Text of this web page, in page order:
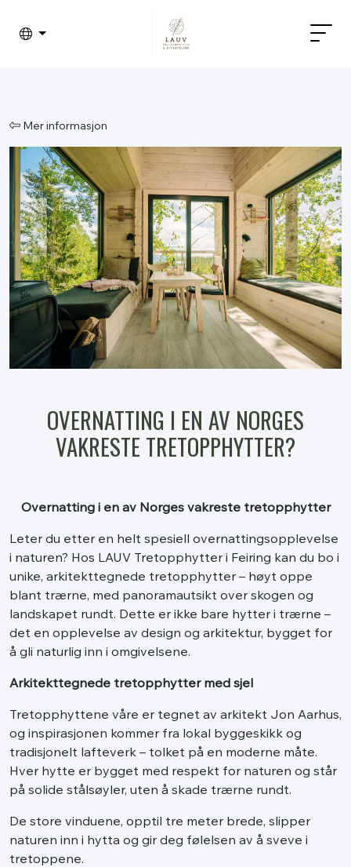
Mer informasjon
OVERNATTING I EN AV NORGES
VAKRESTE TRETOPPHYTTER?
Overnatting i en av Norges vakreste tretopphytter
Leter du etter en helt spesiell overnattingsopplevelse
i naturen? Hos LAUV Tretopphytter i Feiring kan du bo i
unike, arkitekttegnede tretopphytter – høyt oppe
blant trærne, med panoramautsikt over skogen og
landskapet rundt. Dette er ikke bare hytter i trærne –
det en opplevelse av design og arkitektur, bygget for
å gli naturlig inn i omgivelsene.
Arkitekttegnede tretopphytter med sjel
Tretopphyttene våre er tegnet av arkitekt Jon Aarhus,
og inspirasjonen kommer fra lokal byggeskikk og
tradisjonelt lafteverk – tolket på en moderne måte.
Hver hytte er bygget med respekt for naturen og står
på solide stålsøyler, uten å skade trærne rundt.
De store vinduene, opptil tre meter brede, slipper
naturen inn i hytta og gir deg følelsen av å sveve i
tretoppene.